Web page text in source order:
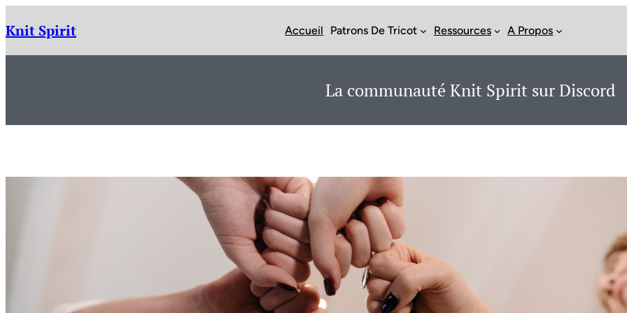
contenu
Knit Spirit Accueil Patrons De Tricot Ressources A Propos
La communauté Knit Spirit sur Discord